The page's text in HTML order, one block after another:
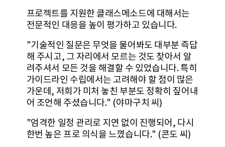
프로젝트를 지원한 클래스메소드에 대해서는
전문적인 대응을 높이 평가하고 있습니다.
"기술적인 질문은 무엇을 물어봐도 대부분 즉답
해 주시고, 그 자리에서 모르는 것도 찾아서 알
려주셔서 모든 것을 해결할 수 있었습니다. 특히
가이드라인 수립에서는 고려해야 할 점이 많은
가운데, 저희가 미처 놓친 부분도 정확히 짚어내
어 조언해 주셨습니다." (야마구치 씨)
"엄격한 일정 관리로 지연 없이 진행되어, 다시
한번 높은 프로 의식을 느꼈습니다." (콘도 씨)